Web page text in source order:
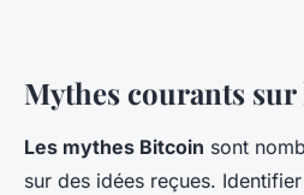
Mythes courants
Les mythes Bitcoin sont
sur des idées reçues.